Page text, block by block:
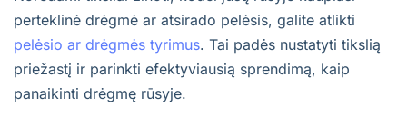
perteklinė drėgmė ar atsirado pelėsis, galite atlikti
pelėsio ar drėgmės tyrimus. Tai padės nustatyti tikslią
priežastį ir parinkti efektyviausią sprendimą, kaip
panaikinti drėgmę rūsyje.